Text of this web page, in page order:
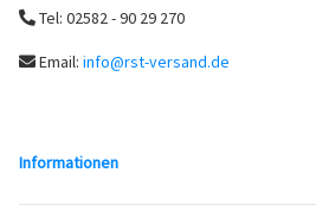
Tel: 02582 - 90 29 270
Email: info@rst-versand.de
Informationen